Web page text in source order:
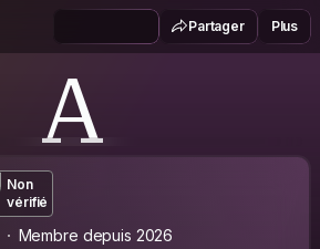
Partager Plus
A
Non
vérifié
Membre depuis 2026